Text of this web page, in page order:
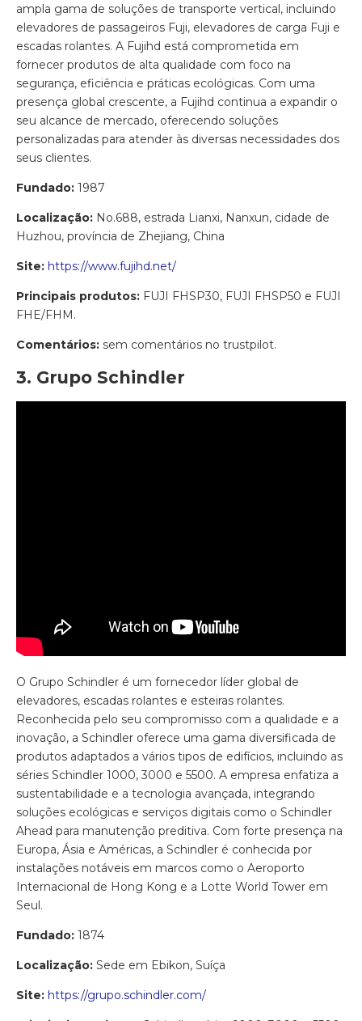
ampla gama de soluções de transporte vertical, incluindo
elevadores de passageiros Fuji, elevadores de carga Fuji e
escadas rolantes. A Fujihd está comprometida em
fornecer produtos de alta qualidade com foco na
segurança, eficiência e práticas ecológicas. Com uma
presença global crescente, a Fujihd continua a expandir o
seu alcance de mercado, oferecendo soluções
personalizadas para atender às diversas necessidades dos
seus clientes.
Fundado: 1987
Localização: No.688, estrada Lianxi, Nanxun, cidade de
Huzhou, província de Zhejiang, China
Site: https://www.fujihd.net/
Principais produtos: FUJI FHSP30, FUJI FHSP50 e FUJI
FHE/FHM.
Comentários: sem comentários no trustpilot.
3. Grupo Schindler
O Grupo Schindler é um fornecedor líder global de
elevadores, escadas rolantes e esteiras rolantes.
Reconhecida pelo seu compromisso com a qualidade e a
inovação, a Schindler oferece uma gama diversificada de
produtos adaptados a vários tipos de edifícios, incluindo as
séries Schindler 1000, 3000 e 5500. A empresa enfatiza a
sustentabilidade e a tecnologia avançada, integrando
soluções ecológicas e serviços digitais como o Schindler
Ahead para manutenção preditiva. Com forte presença na
Europa, Ásia e Américas, a Schindler é conhecida por
instalações notáveis ​​em marcos como o Aeroporto
Internacional de Hong Kong e a Lotte World Tower em
Seul.
Fundado: 1874
Localização: Sede em Ebikon, Suíça
Site: https://grupo.schindler.com/